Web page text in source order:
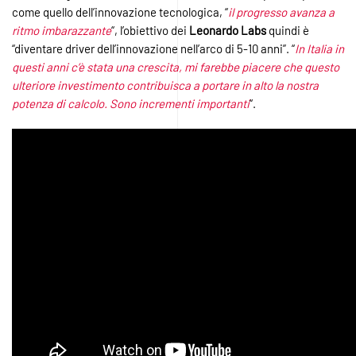
come quello dell’innovazione tecnologica, “il progresso avanza a
ritmo imbarazzante“, l’obiettivo dei Leonardo Labs quindi è
“diventare driver dell’innovazione nell’arco di 5-10 anni”. “In Italia in
questi anni c’è stata una crescita, mi farebbe piacere che questo
ulteriore investimento contribuisca a portare in alto la nostra
potenza di calcolo. Sono incrementi importanti“.